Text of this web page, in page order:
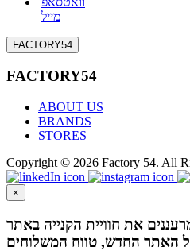
מייל
FACTORY54
FACTORY54
ABOUT US
BRANDS
STORES
Copyright © 2026 Factory 54. All
×
האתר החדש, טווח המשלוחים